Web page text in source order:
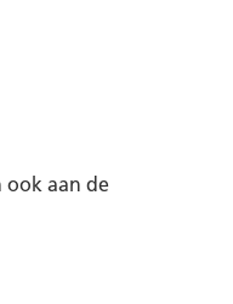
ook aan de